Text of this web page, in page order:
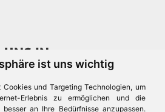
ist uns wichtig
Cookies und Targeting Technologien, um
Erlebnis zu ermöglichen und die
an Ihre Bedürfnisse anzupassen.
IN